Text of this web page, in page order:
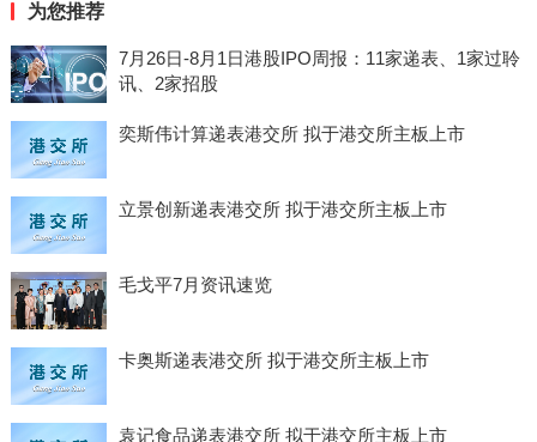
为您推荐
7月26日-8月1日港股IPO周报：11家递表、1家过聆
讯、2家招股
奕斯伟计算递表港交所 拟于港交所主板上市
立景创新递表港交所 拟于港交所主板上市
毛戈平7月资讯速览
卡奥斯递表港交所 拟于港交所主板上市
袁记食品递表港交所 拟于港交所主板上市